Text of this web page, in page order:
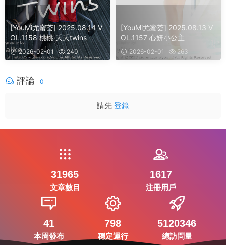
[YouMi尤蜜荟] 2025.08.14 V
OL.1158 桃桃·夭夭twins
2026-02-01 240
[YouMi尤蜜荟] 2025.08.13 V
OL.1157 心妍小公主
2026-02-01 263
評論 0
請先 登錄
31965
文章數目
1617
注冊用戶
41
本周發布
798
穩定運行
5120346
總訪問量